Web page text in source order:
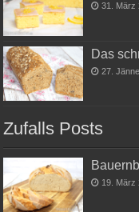
31. März
Das
27.
Zufalls Posts
19. März